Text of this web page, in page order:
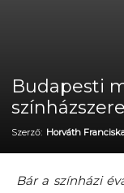
Budapesti
Szerző: Horváth
Bár a színházi